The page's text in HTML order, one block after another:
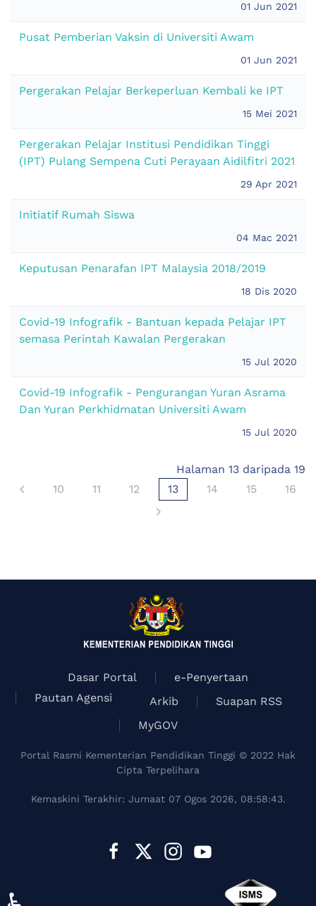
01 Jun 2021
Pusat Pemberian Vaksin di Universiti Awam
01 Jun 2021
Pergerakan Pelajar Berkeperluan Kembali ke IPT
15 Mei 2021
Pergerakan Pelajar Institusi Pendidikan Tinggi
(IPT) Pulang Sempena Cuti Perayaan Aidilfitri 2021
29 Apr 2021
Initiatif Rumah Siswa
04 Mac 2021
Keputusan Penarafan IPT Malaysia 2018/2019
18 Dis 2020
Covid-19 Infografik - Bantuan kepada Pelajar IPT
semasa Perintah Kawalan Pergerakan
15 Jul 2020
Covid-19 Infografik - Pengurangan Yuran Asrama
Dan Yuran Perkhidmatan Universiti Awam
15 Jul 2020
Halaman 13 daripada 19
10
11 12 13 14 15 16
Dasar Portal
e-Penyertaan
Pautan Agensi
Arkib
Suapan RSS
MyGOV
Portal Rasmi Kementerian Pendidikan Tinggi © 2022 Hak
Cipta Terpelihara
Kemaskini Terakhir: Jumaat 07 Ogos 2026, 08:58:43.